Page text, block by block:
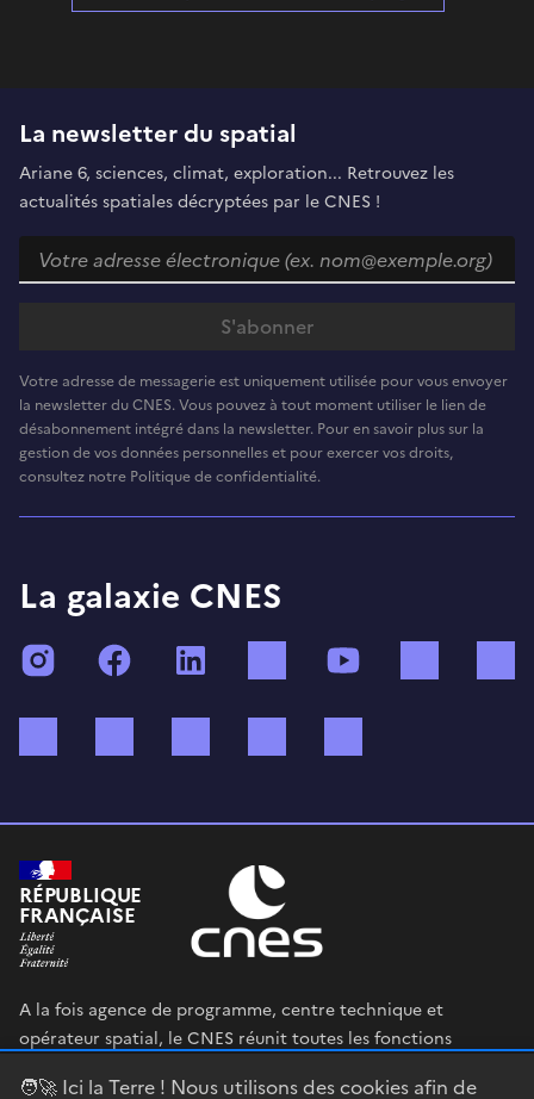
🧑‍🚀 Ici la Terre ! Nous utilisons des cookies afin de
La newsletter du spatial
Ariane 6, sciences, climat, exploration... Retrouvez les
actualités spatiales décryptées par le CNES !
Votre adresse de messagerie est uniquement utilisée pour vous envoyer
la newsletter du CNES. Vous pouvez à tout moment utiliser le lien de
désabonnement intégré dans la newsletter. Pour en savoir plus sur la
gestion de vos données personnelles et pour exercer vos droits,
consultez notre Politique de confidentialité.
La galaxie CNES
InstagramFacebook TikTok
RÉPUBLIQUE
FRANÇAISE
A la fois agence de programme, centre technique et
opérateur spatial, le CNES réunit toutes les fonctions